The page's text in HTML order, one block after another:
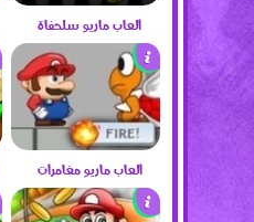
العاب ماريو سلحفاة
العاب ماريو مغامرات